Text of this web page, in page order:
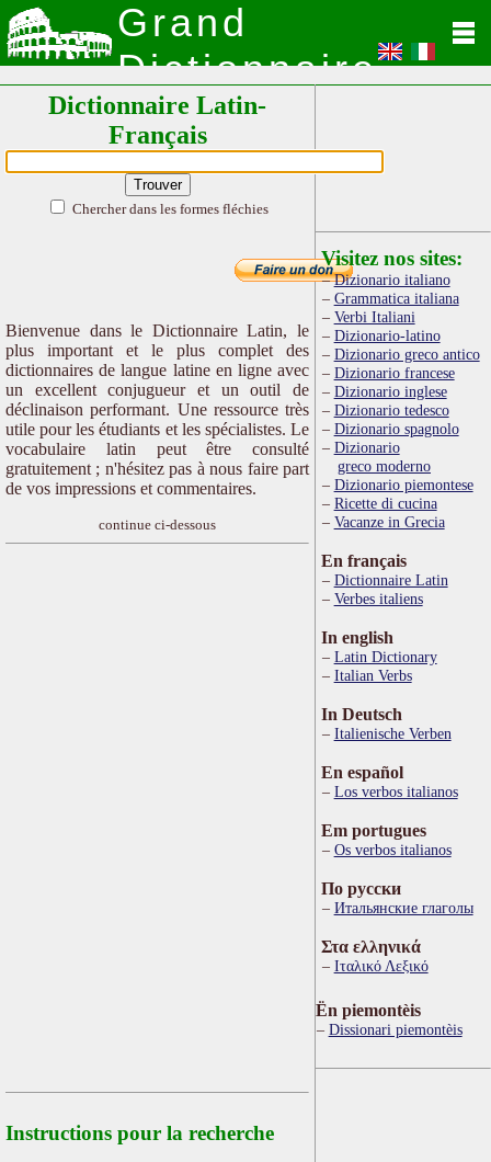
Grand
Dictionnaire
Latin
Dictionnaire Latin-
Français
Chercher dans les formes fléchies
Bienvenue dans le Dictionnaire Latin, le
plus important et le plus complet des
dictionnaires de langue latine en ligne avec
un excellent conjugueur et un outil de
déclinaison performant. Une ressource très
utile pour les étudiants et les spécialistes. Le
vocabulaire latin peut être consulté
gratuitement ; n'hésitez pas à nous faire part
de vos impressions et commentaires.
continue ci-dessous
Instructions pour la recherche
Visitez nos sites:
Dizionario italiano
Grammatica italiana
Verbi Italiani
Dizionario-latino
Dizionario greco antico
Dizionario francese
Dizionario inglese
Dizionario tedesco
Dizionario spagnolo
Dizionario
greco moderno
Dizionario piemontese
Ricette di cucina
Vacanze in Grecia
En français
Dictionnaire Latin
Verbes italiens
In english
Latin Dictionary
Italian Verbs
In Deutsch
Italienische Verben
En español
Los verbos italianos
Em portugues
Os verbos italianos
По русски
Итальянские глаголы
Στα ελληνικά
Ιταλικό Λεξικό
Ën piemontèis
Dissionari piemontèis